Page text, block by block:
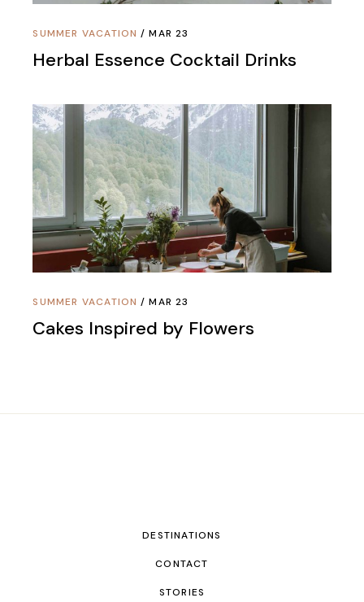
SUMMER VACATION MAR 23
Herbal Essence Cocktail Drinks
SUMMER VACATION MAR 23
Cakes Inspired by Flowers
DESTINATIONS
CONTACT
STORIES